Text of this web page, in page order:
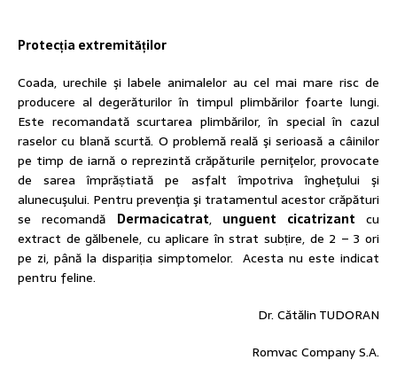
Protecția extremităților
Coada, urechile şi labele animalelor au cel mai mare risc de
producere al degerăturilor în timpul plimbărilor foarte lungi.
Este recomandată scurtarea plimbărilor, în special în cazul
raselor cu blană scurtă. O problemă reală şi serioasă a câinilor
pe timp de iarnă o reprezintă crăpăturile perniţelor, provocate
de sarea împrăștiată pe asfalt împotriva îngheţului şi
alunecuşului. Pentru prevenţia şi tratamentul acestor crăpături
se recomandă Dermacicatrat, unguent cicatrizant cu
extract de gălbenele, cu aplicare în strat subțire, de 2 – 3 ori
pe zi, până la dispariția simptomelor. Acesta nu este indicat
pentru feline.
Dr. Cătălin TUDORAN
Romvac Company S.A.